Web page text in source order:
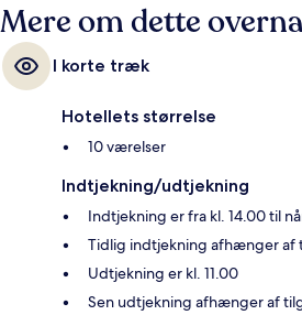
Mere om dette
I korte træk
Hotellets størrelse
10 værelser
Indtjekning/udtjekning
Indtjekning er fra kl. 14.00 til
Tidlig indtjekning afhænger
Udtjekning er kl. 11.00
Sen udtjekning afhænger af